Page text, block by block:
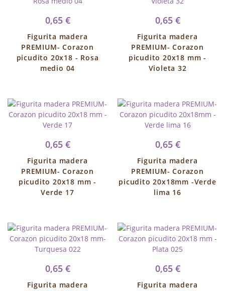
0,65 €
Figurita madera
PREMIUM- Corazon
picudito 20x18 - Rosa
medio 04
0,65 €
Figurita madera
PREMIUM- Corazon
picudito 20x18 mm -
Violeta 32
0,65 €
Figurita madera
PREMIUM- Corazon
picudito 20x18 mm -
Verde 17
0,65 €
Figurita madera
PREMIUM- Corazon
picudito 20x18mm -Verde
lima 16
0,65 €
Figurita madera
0,65 €
Figurita madera